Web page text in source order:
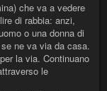
che va a vedere
di rabbia: anzi,
o una donna di
ne va via da casa.
la via. Continuano
le